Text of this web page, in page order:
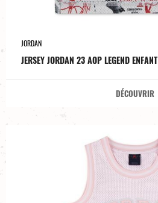
JORDAN
JERSEY JORDAN 23 AOP LEGEND ENFANT
DÉCOUVRIR